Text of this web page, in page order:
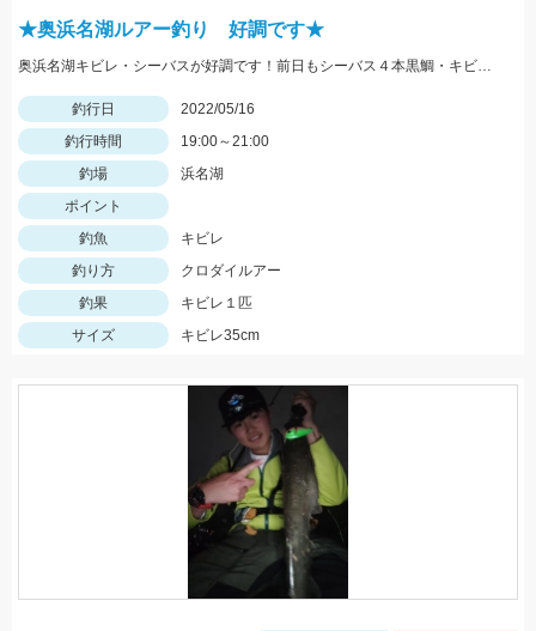
★奥浜名湖ルアー釣り 好調です★
奥浜名湖キビレ・シーバスが好調です！前日もシーバス４本黒鯛・キビレ２本と釣果がありました！
釣行日
2022/05/16
釣行時間
19:00～21:00
釣場
浜名湖
ポイント
釣魚
キビレ
釣り方
クロダイルアー
釣果
キビレ１匹
サイズ
キビレ35cm